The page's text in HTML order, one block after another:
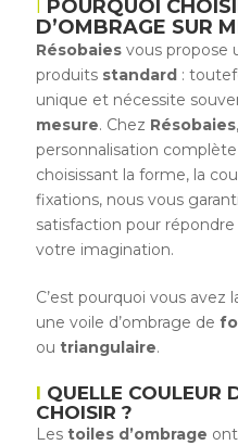
POURQUOI
D’OMBRAGE SUR
Résobaies vous propose
produits standard :
unique et nécessite
mesure. Chez Résobaies
personnalisation
choisissant la forme, la
fixations, nous vous
satisfaction pour
votre imagination.
C’est pourquoi vous avez
une voile d’ombrage de
ou triangulaire.
QUELLE COULEUR
CHOISIR ?
Les toiles d’ombrage